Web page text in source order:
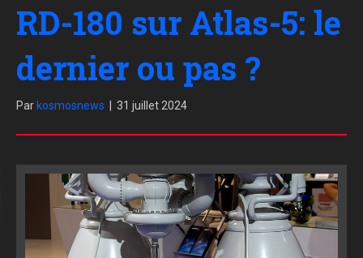
RD-180 sur Atlas-5: le
dernier ou pas ?
Par kosmosnews 31 juillet 2024